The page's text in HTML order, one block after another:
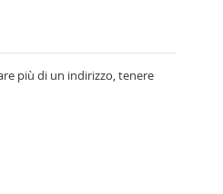
più di un indirizzo, tenere